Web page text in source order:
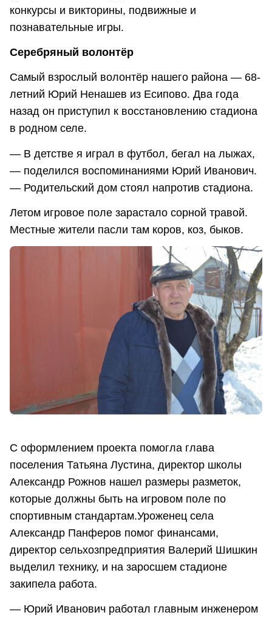
конкурсы и викторины, подвижные и
познавательные игры.
Серебряный волонтёр
Самый взрослый волонтёр нашего района — 68-
летний Юрий Ненашев из Есипово. Два года
назад он приступил к восстановлению стадиона
в родном селе.
— В детстве я играл в футбол, бегал на лыжах,
— поделился воспоминаниями Юрий Иванович.
— Родительский дом стоял напротив стадиона.
Летом игровое поле зарастало сорной травой.
Местные жители пасли там коров, коз, быков.
С оформлением проекта помогла глава
поселения Татьяна Лустина, директор школы
Александр Рожнов нашел размеры разметок,
которые должны быть на игровом поле по
спортивным стандартам.Уроженец села
Александр Панферов помог финансами,
директор сельхозпредприятия Валерий Шишкин
выделил технику, и на заросшем стадионе
закипела работа.
— Юрий Иванович работал главным инженером